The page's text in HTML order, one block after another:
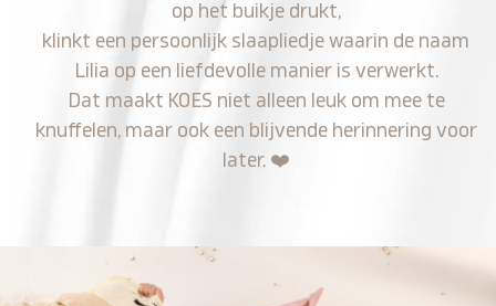
op het buikje drukt,
klinkt een persoonlijk slaapliedje waarin de naam
Lilia op een liefdevolle manier is verwerkt.
Dat maakt KOES niet alleen leuk om mee te
knuffelen, maar ook een blijvende herinnering voor
later. ❤️